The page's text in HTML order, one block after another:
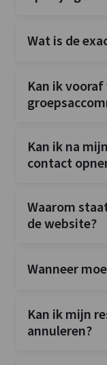
Wat is de
Kan ik
Kan ik na
contact
Waarom
de website?
Wanneer
Kan ik mijn
annuleren?